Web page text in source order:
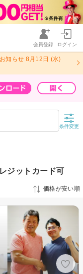
会員登録 ログイン
知らせ 8月12日 (水)
条件変更
ジットカード可
価格が安い順